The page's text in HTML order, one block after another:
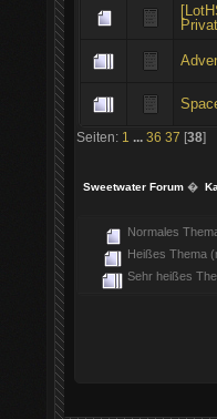
Seiten: 1 36 37 [38]
Sweetwater Forum �
Normales
Heißes Thema
Sehr heißes